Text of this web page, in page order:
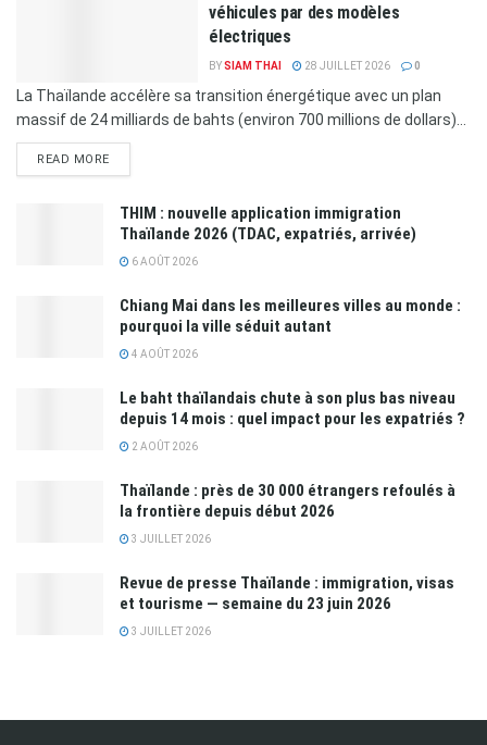
véhicules par des modèles
électriques
BYSIAM THAI 28 JUILLET 2026 0
La Thaïlande accélère sa transition énergétique avec un plan
massif de 24 milliards de bahts (environ 700 millions de dollars)...
READ MORE
THIM : nouvelle application immigration
Thaïlande 2026 (TDAC, expatriés, arrivée)
6 AOÛT 2026
Chiang Mai dans les meilleures villes au monde :
pourquoi la ville séduit autant
4 AOÛT 2026
Le baht thaïlandais chute à son plus bas niveau
depuis 14 mois : quel impact pour les expatriés ?
2 AOÛT 2026
Thaïlande : près de 30 000 étrangers refoulés à
la frontière depuis début 2026
3 JUILLET 2026
Revue de presse Thaïlande : immigration, visas
et tourisme — semaine du 23 juin 2026
3 JUILLET 2026